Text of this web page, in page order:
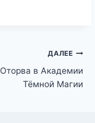
ДАЛЕЕ
Оторва в Академии
Тёмной Магии